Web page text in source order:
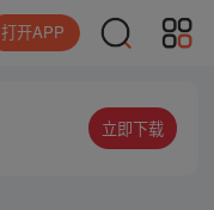
打开APP
立即下载